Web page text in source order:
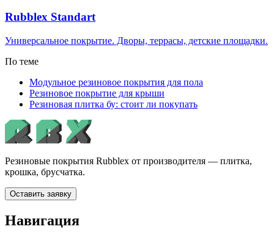
Rubblex Standart
Универсальное покрытие. Дворы, террасы, детские площадки.
По теме
Модульное резиновое покрытия для пола
Резиновое покрытие для крыши
Резиновая плитка бу: стоит ли покупать
Резиновые покрытия Rubblex от производителя — плитка,
крошка, брусчатка.
Оставить заявку
Навигация